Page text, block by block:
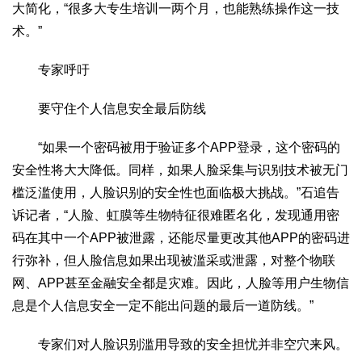
大简化，“很多大专生培训一两个月，也能熟练操作这一技
术。”
专家呼吁
要守住个人信息安全最后防线
“如果一个密码被用于验证多个APP登录，这个密码的
安全性将大大降低。同样，如果人脸采集与识别技术被无门
槛泛滥使用，人脸识别的安全性也面临极大挑战。”石追告
诉记者，“人脸、虹膜等生物特征很难匿名化，发现通用密
码在其中一个APP被泄露，还能尽量更改其他APP的密码进
行弥补，但人脸信息如果出现被滥采或泄露，对整个物联
网、APP甚至金融安全都是灾难。因此，人脸等用户生物信
息是个人信息安全一定不能出问题的最后一道防线。”
专家们对人脸识别滥用导致的安全担忧并非空穴来风。